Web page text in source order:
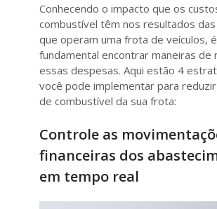
Conhecendo o impacto que os
combustível têm nos resultados
que operam uma frota de veículos, é
fundamental encontrar maneiras de
essas despesas. Aqui estão 4
você pode implementar para
de combustível da sua frota:
Controle as
financeiras dos
em tempo real